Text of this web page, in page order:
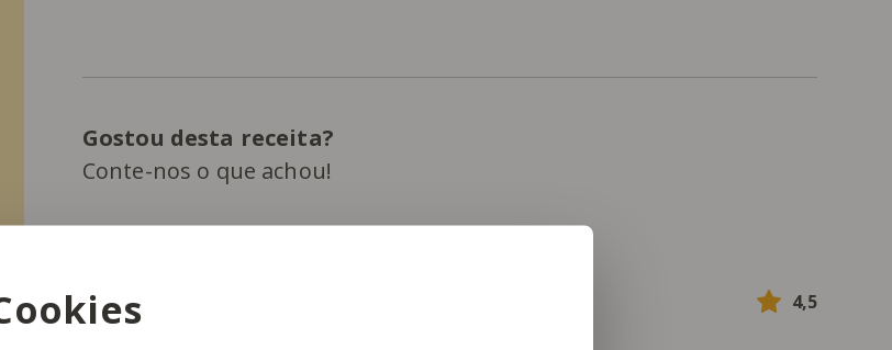
Gostou desta receita?
Conte-nos o que achou!
4,5